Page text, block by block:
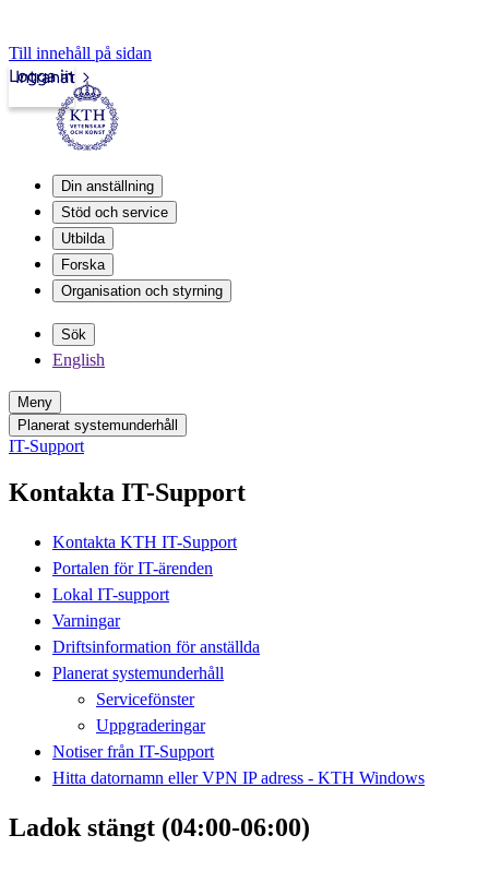
Till innehåll på sidan
Intranät
Logga in
Din anställning
Stöd och service
Utbilda
Forska
Organisation och styrning
Sök
English
Meny
Planerat systemunderhåll
IT-Support
Kontakta IT-Support
Kontakta KTH IT-Support
Portalen för IT-ärenden
Lokal IT-support
Varningar
Driftsinformation för anställda
Planerat systemunderhåll
Servicefönster
Uppgraderingar
Notiser från IT-Support
Hitta datornamn eller VPN IP adress - KTH Windows
Ladok stängt (04:00-06:00)